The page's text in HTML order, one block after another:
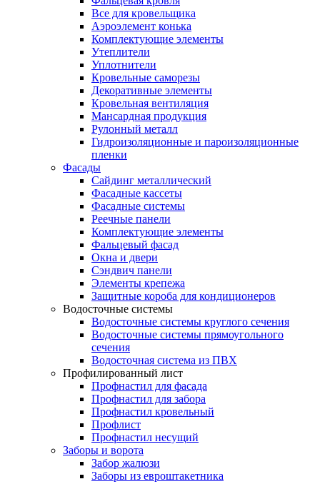
Все для кровельщика
Аэроэлемент конька
Комплектующие элементы
Утеплители
Уплотнители
Кровельные саморезы
Декоративные элементы
Кровельная вентиляция
Мансардная продукция
Рулонный металл
Гидроизоляционные и пароизоляционные
пленки
Фасады
Сайдинг металлический
Фасадные кассеты
Фасадные системы
Реечные панели
Комплектующие элементы
Фальцевый фасад
Окна и двери
Сэндвич панели
Элементы крепежа
Защитные короба для кондиционеров
Водосточные системы
Водосточные системы круглого сечения
Водосточные системы прямоугольного
сечения
Водосточная система из ПВХ
Профилированный лист
Профнастил для фасада
Профнастил для забора
Профнастил кровельный
Профлист
Профнастил несущий
Заборы и ворота
Забор жалюзи
Заборы из евроштакетника